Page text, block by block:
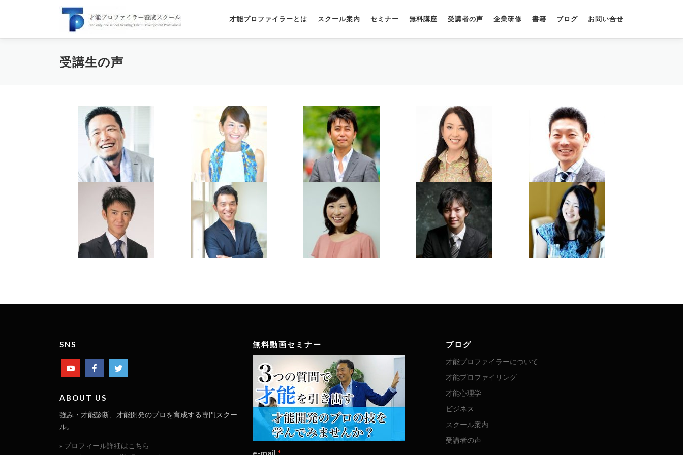
ン
才能プロファイラーとは スクール案内 セミナー 無料講座 受講者の声 企業研修 書籍 ブログ お問い合せ
受講生の声
SNS
ABOUT US
強み・才能診断、才能開発のプロを育成する専門スクー
ル。
» プロフィール詳細はこちら
無料動画セミナー
e-mail
ブログ
才能プロファイラーについて
才能プロファイリング
才能心理学
ビジネス
スクール案内
受講者の声